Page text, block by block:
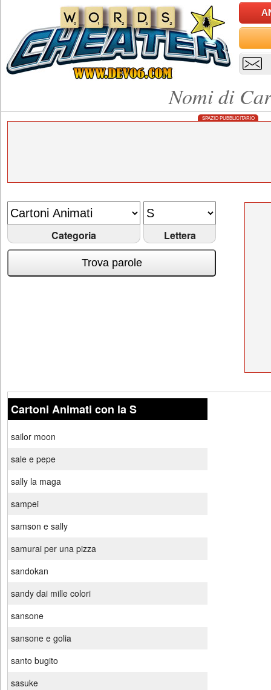
Nomi di
SPAZIO PUBBLICITARIO
Categoria Lettera
Trova parole
Cartoni Animati con la S
sailor moon
sale e pepe
sally la maga
sampei
samson e sally
samurai per una pizza
sandokan
sandy dai mille colori
sansone
sansone e golia
santo bugito
sasuke